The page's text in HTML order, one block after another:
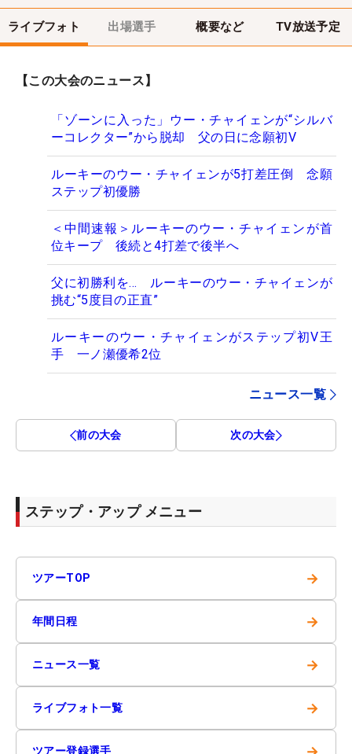
ライブフォト 出場選手 概要など TV放送予定
【この大会のニュース】
「ゾーンに入った」ウー・チャイェンが“シルバ
ーコレクター”から脱却 父の日に念願初V
ルーキーのウー・チャイェンが5打差圧倒 念願
ステップ初優勝
＜中間速報＞ルーキーのウー・チャイェンが首
位キープ 後続と4打差で後半へ
父に初勝利を… ルーキーのウー・チャイェンが
挑む“5度目の正直”
ルーキーのウー・チャイェンがステップ初V王
手 一ノ瀬優希2位
ニュース一覧
前の大会 次の大会
ステップ・アップ メニュー
ツアーTOP →
年間日程 →
ニュース一覧 →
ライブフォト一覧 →
ツアー登録選手